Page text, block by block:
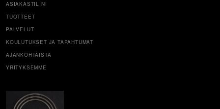
ASIAKASTILINI
TUOTTEET
PALVELUT
KOULUTUKSET JA TAPAHTUMAT
AJANKOHTAISTA
YRITYKSEMME